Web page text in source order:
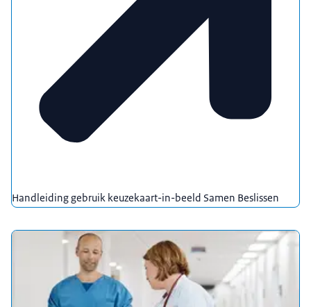
Handleiding gebruik keuzekaart-in-beeld Samen Beslissen